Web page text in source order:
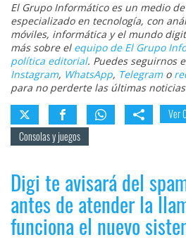
El Grupo Informático es un medio
especializado en tecnología, con
móviles, informática y el mundo
más sobre el equipo de El Grupo
política editorial. Puedes seguirnos
Instagram, WhatsApp, Telegramo
para no perderte las últimas
Ver
Consolas y juegos
Digi te avisará del
antes de atender la
funciona el nuevo